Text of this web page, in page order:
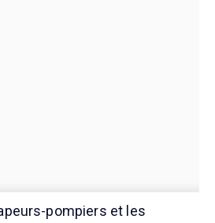
pompiers et les